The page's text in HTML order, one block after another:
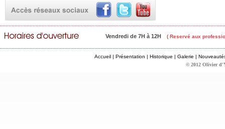
Vendredi de 7H à 12H ( Reservé aux
Accueil | Présentation | Historique | Galerie |
© 2012 Olivier